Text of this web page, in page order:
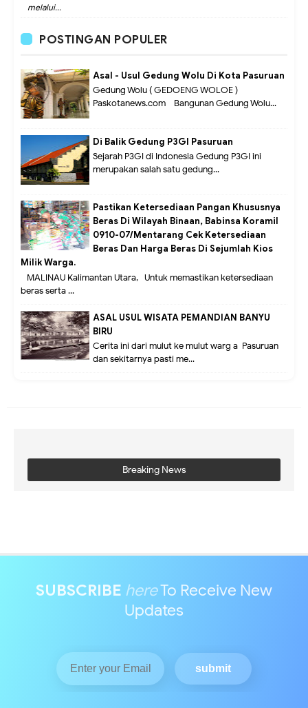
melalui...
POSTINGAN POPULER
Asal - Usul Gedung Wolu Di Kota Pasuruan
Gedung Wolu ( GEDOENG WOLOE )
Paskotanews.com - Bangunan Gedung Wolu...
Di Balik Gedung P3GI Pasuruan
Sejarah P3GI di Indonesia Gedung P3GI ini
merupakan salah satu gedung...
Pastikan Ketersediaan Pangan Khususnya
Beras Di Wilayah Binaan, Babinsa Koramil
0910-07/Mentarang Cek Ketersediaan
Beras Dan Harga Beras Di Sejumlah Kios
Milik Warga.
MALINAU Kalimantan Utara,- Untuk memastikan ketersediaan
beras serta ...
ASAL USUL WISATA PEMANDIAN BANYU
BIRU
Cerita ini dari mulut ke mulut warg a Pasuruan
dan sekitarnya pasti me...
Breaking News
SUBSCRIBE hereTo Receive New
Updates